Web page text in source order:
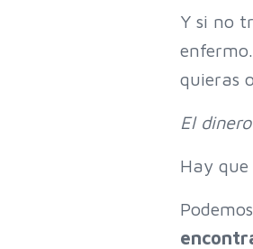
Y si no
quieras
El
Hay